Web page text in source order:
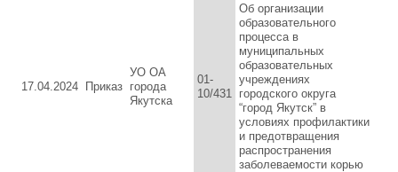
17.04.2024 Приказ
УО ОА
города
Якутска
01-
10/431
Об организации
образовательного
процесса в
муниципальных
образовательных
учреждениях
городского округа
“город Якутск” в
условиях профилактики
и предотвращения
распространения
заболеваемости корью